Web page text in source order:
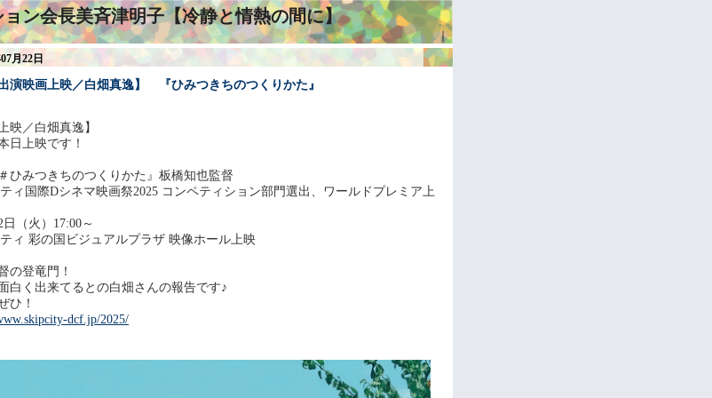
ン会長美斉津明子【冷静と情熱の間に】
｜
月22日
出演映画上映／白畑真逸】 『ひみつきちのつくりかた』
映／白畑真逸】
日上映です！
ひみつきちのつくりかた』板橋知也監督
ィ国際Dシネマ映画祭2025 コンペティション部門選出、ワールドプレミア上
（火）17:00～
ィ 彩の国ビジュアルプラザ 映像ホール上映
の登竜門！
白く出来てるとの白畑さんの報告です♪
ひ！
dcf.jp/2025/